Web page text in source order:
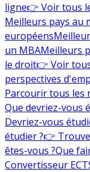
ligne👉 Voir tous
Meilleurs pays au
européens
un MBAMeilleurs
le droit👉 Voir
perspectives
Parcourir tous les
Que devriez-vous
Devriez-vous
étudier ?👉
êtes-vous ?Que
Convertisseur